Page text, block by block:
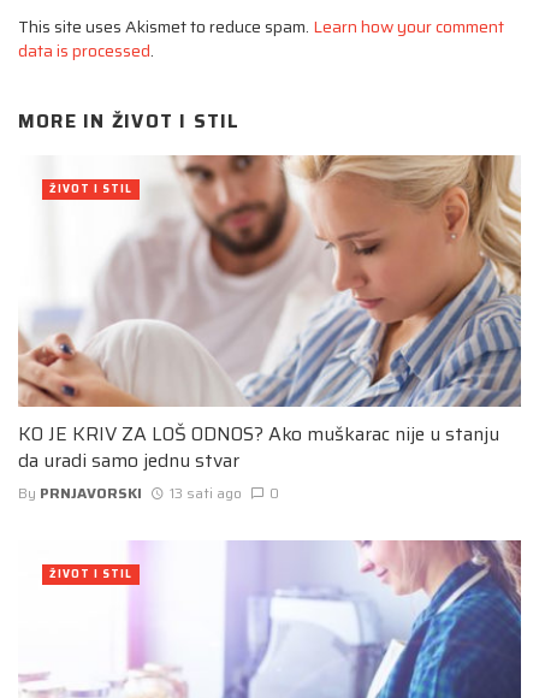
This site uses Akismet to reduce spam. Learn how your comment
data is processed.
MORE IN ŽIVOT I STIL
KO JE KRIV ZA LOŠ ODNOS? Ako muškarac nije u stanju
da uradi samo jednu stvar
By PRNJAVORSKI 13 sati ago 0
ŽIVOT I STIL
ŽIVOT I STIL